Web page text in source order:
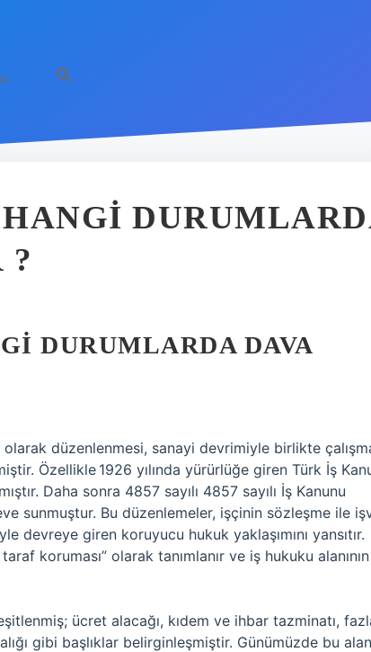
?
DURUMLARDA DAVA
düzenlenmesi, sanayi devrimiyle birlikte
Özellikle 1926 yılında yürürlüğe giren Türk İş
Daha sonra 4857 sayılı 4857 sayılı İş Kanunu
sunmuştur. Bu düzenlemeler, işçinin sözleşme ile
devreye giren koruyucu hukuk yaklaşımını yansıtır.
koruması” olarak tanımlanır ve iş hukuku alanının
ücret alacağı, kıdem ve ihbar tazminatı,
gibi başlıklar belirginleşmiştir. Günümüzde bu